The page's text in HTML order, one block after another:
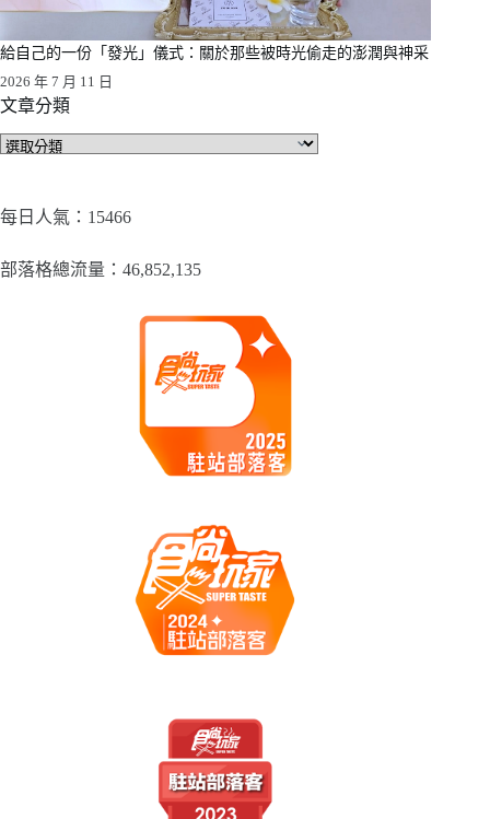
給自己的一份「發光」儀式：關於那些被時光偷走的澎潤與神采
2026 年 7 月 11 日
文章分類
文
類
每日人氣：15466
部落格總流量：​46,852,135